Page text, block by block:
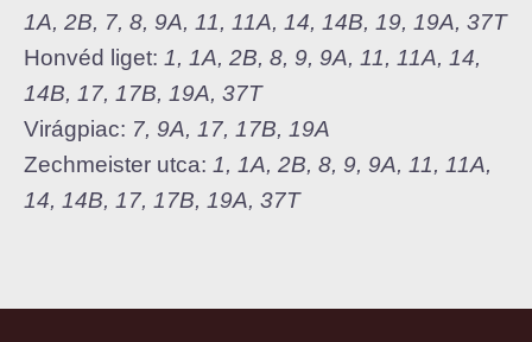
1A, 2B, 7, 8, 9A, 11, 11A, 14, 14B, 19, 19A, 37T
Honvéd liget: 1, 1A, 2B, 8, 9, 9A, 11, 11A, 14,
14B, 17, 17B, 19A, 37T
Virágpiac: 7, 9A, 17, 17B, 19A
Zechmeister utca: 1, 1A, 2B, 8, 9, 9A, 11, 11A,
14, 14B, 17, 17B, 19A, 37T